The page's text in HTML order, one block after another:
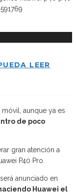
LEER
aunque ya es
de poco
gran atención a
P40 Pro.
anunciado en
Huawei el